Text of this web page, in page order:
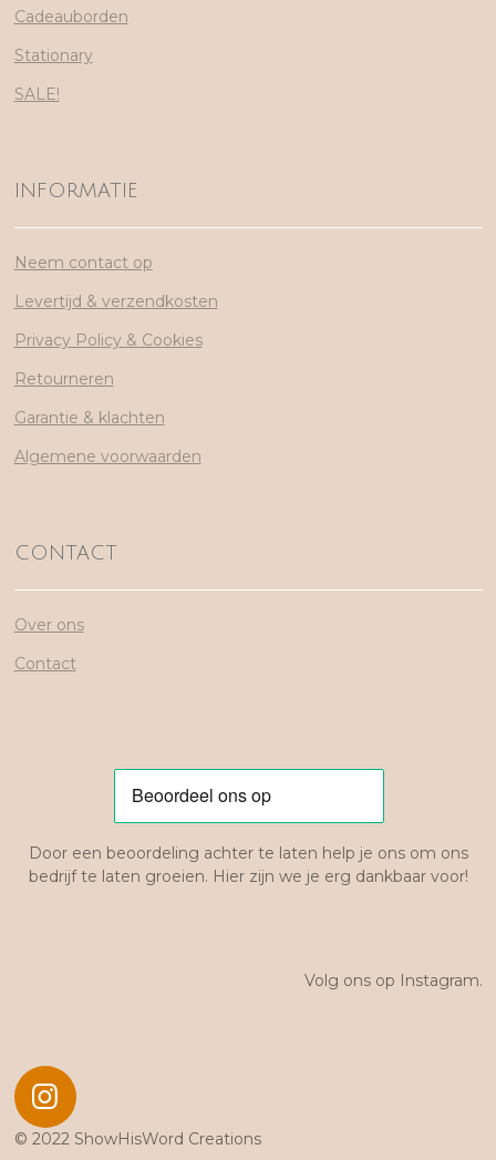
Cadeauborden
Stationary
SALE!
INFORMATIE
Neem contact op
Levertijd & verzendkosten
Privacy Policy & Cookies
Retourneren
Garantie & klachten
Algemene voorwaarden
CONTACT
Over ons
Contact
Door een beoordeling achter te laten help je ons om ons
bedrijf te laten groeien. Hier zijn we je erg dankbaar voor!
Volg ons op Instagram.
I
n
© 2022 ShowHisWord Creations